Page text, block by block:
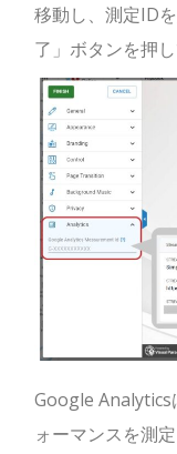
移動し、測定ID
了」ボタンを押
Google Analytics
ォーマンスを測